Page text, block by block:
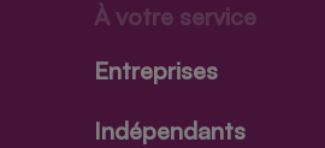
À votre service
Entreprises
Indépendants